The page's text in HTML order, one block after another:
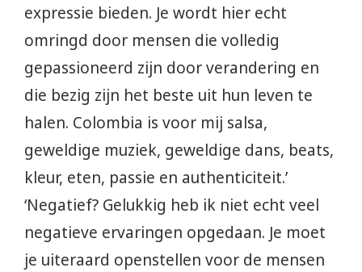
expressie bieden. Je wordt hier echt
omringd door mensen die volledig
gepassioneerd zijn door verandering en
die bezig zijn het beste uit hun leven te
halen. Colombia is voor mij salsa,
geweldige muziek, geweldige dans, beats,
kleur, eten, passie en authenticiteit.’
‘Negatief? Gelukkig heb ik niet echt veel
negatieve ervaringen opgedaan. Je moet
je uiteraard openstellen voor de mensen